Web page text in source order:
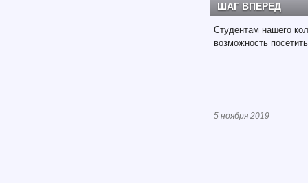
ШАГ ВПЕРЕД
Студентам нашего
возможность
5 ноября 2019